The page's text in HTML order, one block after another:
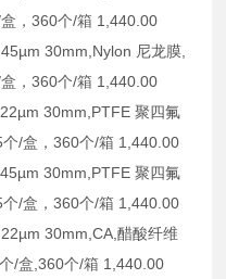
，360个/箱 1,440.00
30mm,Nylon 尼龙膜,
，360个/箱 1,440.00
30mm,PTFE 聚四氟
/盒，360个/箱 1,440.00
30mm,PTFE 聚四氟
/盒，360个/箱 1,440.00
30mm,CA,醋酸纤维
,360个/箱 1,440.00